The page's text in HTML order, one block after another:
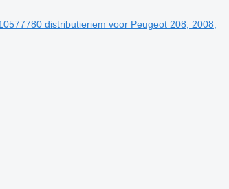
distributieriem voor Peugeot 208, 2008,